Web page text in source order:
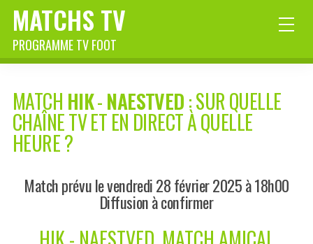
MATCHS TV
PROGRAMME TV FOOT
MATCH HIK-NAESTVED: SUR QUELLE
CHAÎNE TV ET EN DIRECT À QUELLE
HEURE ?
Match prévu le vendredi 28 février 2025 à 18h00
Diffusion à confirmer